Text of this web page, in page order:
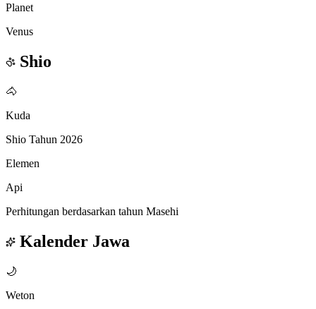
Planet
Venus
Shio
🐴
Kuda
Shio Tahun 2026
Elemen
Api
Perhitungan berdasarkan tahun Masehi
Kalender Jawa
🌙
Weton